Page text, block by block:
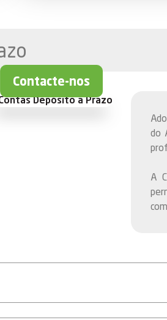
Contacte-nos
do
A